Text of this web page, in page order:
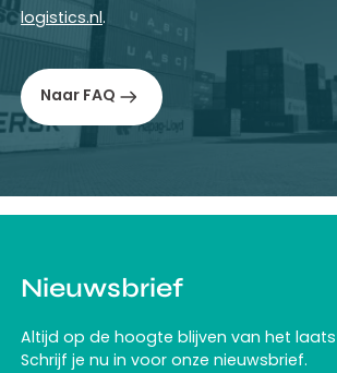
logistics.nl.
Naar FAQ
Nieuwsbrief
Altijd op de hoogte blijven van het
Schrijf je nu in voor onze nieuwsbrief.